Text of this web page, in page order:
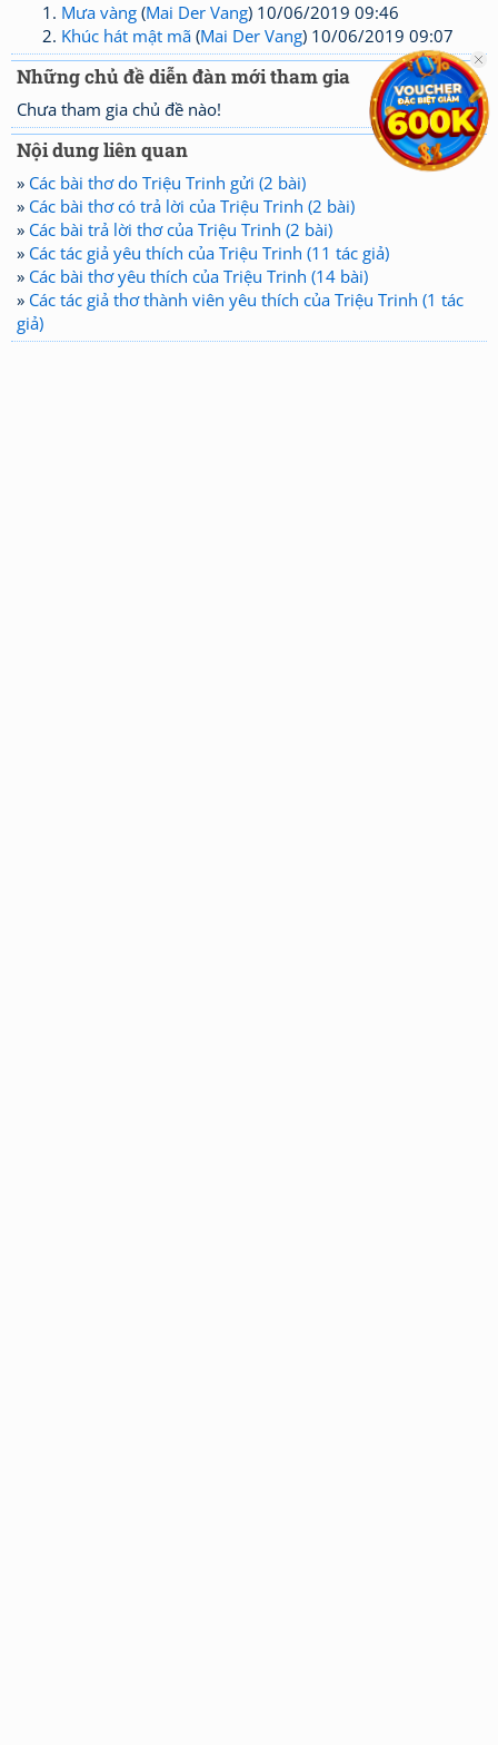
Mưa vàng (Mai Der Vang) 10/06/2019 09:46
Khúc hát mật mã (Mai Der Vang) 10/06/2019 09:07
Những chủ đề diễn đàn mới tham gia
Chưa tham gia chủ đề nào!
Nội dung liên quan
» Các bài thơ do Triệu Trinh gửi (2 bài)
» Các bài thơ có trả lời của Triệu Trinh (2 bài)
» Các bài trả lời thơ của Triệu Trinh (2 bài)
» Các tác giả yêu thích của Triệu Trinh (11 tác giả)
» Các bài thơ yêu thích của Triệu Trinh (14 bài)
» Các tác giả thơ thành viên yêu thích của Triệu Trinh (1 tác
giả)